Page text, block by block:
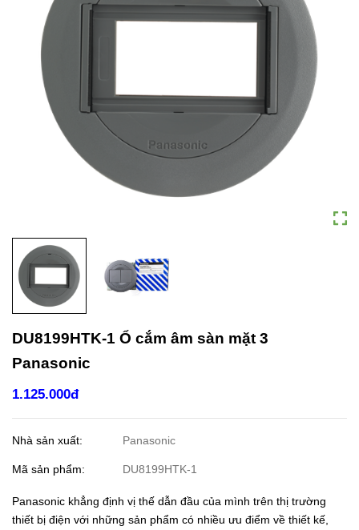
DU8199HTK-1 Ổ cắm âm sàn mặt 3
Panasonic
1.125.000đ
Nhà sản xuất: Panasonic
Mã sản phẩm: DU8199HTK-1
Panasonic khẳng định vị thế dẫn đầu của mình trên thị trường
thiết bị điện với những sản phẩm có nhiều ưu điểm về thiết kế,